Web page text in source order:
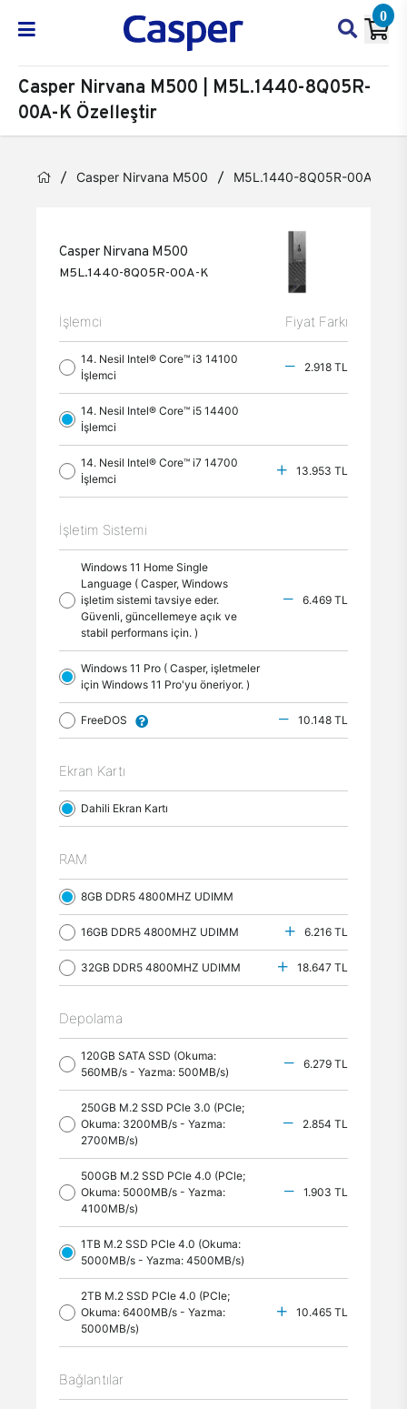
0
Casper Nirvana M500 | M5L.1440-8Q05R-
00A-K Özelleştir
Casper Nirvana M500 M5L.1440-8Q05R-00A-K
Casper Nirvana M500
M5L.1440-8Q05R-00A-K
İşlemci Fiyat Farkı
14. Nesil Intel® Core™ i3 14100
İşlemci
2.918 TL
14. Nesil Intel® Core™ i5 14400
İşlemci
14. Nesil Intel® Core™ i7 14700
İşlemci
13.953 TL
İşletim Sistemi
Windows 11 Home Single
Language ( Casper, Windows
işletim sistemi tavsiye eder.
Güvenli, güncellemeye açık ve
stabil performans için. )
6.469 TL
Windows 11 Pro ( Casper, işletmeler
için Windows 11 Pro'yu öneriyor. )
FreeDOS 10.148 TL
Ekran Kartı
Dahili Ekran Kartı
RAM
8GB DDR5 4800MHZ UDIMM
16GB DDR5 4800MHZ UDIMM 6.216 TL
32GB DDR5 4800MHZ UDIMM 18.647 TL
Depolama
120GB SATA SSD (Okuma:
560MB/s - Yazma: 500MB/s)
6.279 TL
250GB M.2 SSD PCle 3.0 (PCle;
Okuma: 3200MB/s - Yazma:
2700MB/s)
2.854 TL
500GB M.2 SSD PCle 4.0 (PCle;
Okuma: 5000MB/s - Yazma:
4100MB/s)
1.903 TL
1TB M.2 SSD PCle 4.0 (Okuma:
5000MB/s - Yazma: 4500MB/s)
2TB M.2 SSD PCle 4.0 (PCle;
Okuma: 6400MB/s - Yazma:
5000MB/s)
10.465 TL
Bağlantılar